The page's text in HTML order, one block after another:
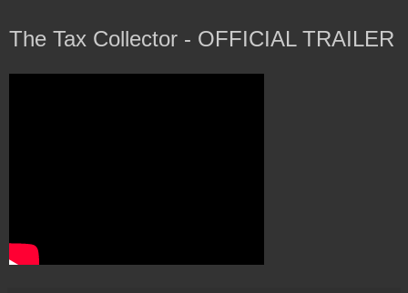
The Tax Collector - OFFICIAL TRAILER